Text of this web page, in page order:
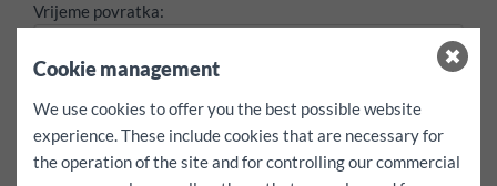
Vrijeme povratka:
150 km
besplatni
Cijela rezervacija uključujući besplatnu kilometražu
Cookie management
We use cookies to offer you the best possible website
experience. These include cookies that are necessary for
the operation of the site and for controlling our commercial